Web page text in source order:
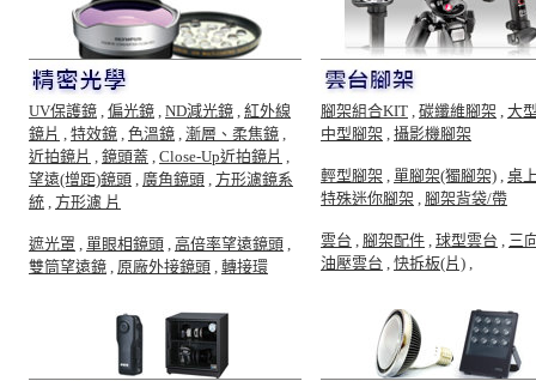
UV保護鏡 , 偏光鏡 , ND減光鏡 , 紅外線
鏡片 , 特效鏡 , 色溫鏡 , 漸層、柔焦鏡 ,
近拍鏡片 , 鏡頭蓋 , Close-Up近拍鏡片 ,
望遠(增距)鏡頭 , 廣角鏡頭 , 方形濾鏡系
統 , 方形濾 片
遮光罩 , 單眼相鏡頭 , 高倍率望遠鏡頭 ,
雙筒望遠鏡 , 原廠外接鏡頭 , 轉接環
腳架組合KIT , 碳纖維腳架 , 大
中型腳架 , 攝影機腳架
輕型腳架 , 單腳架(獨腳架) , 桌
特殊迷你腳架 , 腳架背袋/帶
雲台 , 腳架配件 , 球型雲台 , 三
油壓雲台 , 快拆板(片) ,